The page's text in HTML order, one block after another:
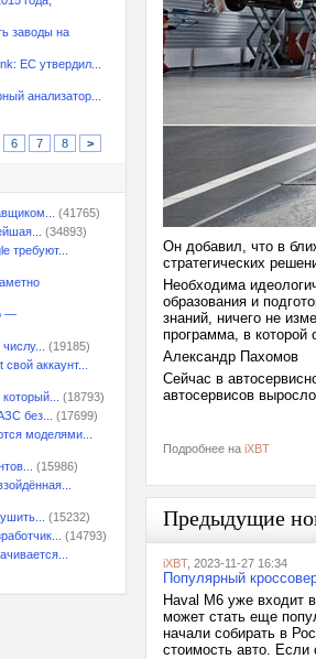
заводы на
ЕС утвердил...
анализатор...
6 7 8 >
(41765)
(34893)
требуют...
—
(19185)
аккаунт...
(18793)
без...
(17699)
моделями...
(15986)
(15232)
(14793)
Он добавил, что в
стратегических
Необходима
образования и
знаний, ничего не
программа, в которой
Александр Пахомов
Сейчас в
автосервисов
Подробнее на iXBT
Предыдущие
iXBT, 2023-11-27 16:34
Популярный
Haval M6 уже входит
может стать еще
начали собирать в
стоимость авто. Если